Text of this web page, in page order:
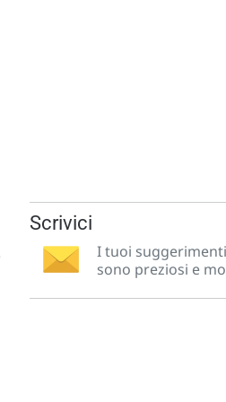
Scrivici
I tuoi
sono preziosi e